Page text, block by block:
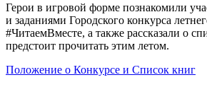
Герои в игровой форме познакомили
и заданиями Городского конкурса
#ЧитаемВместе, а также рассказали о
предстоит прочитать этим летом.
Положение о Конкурсе и Список книг